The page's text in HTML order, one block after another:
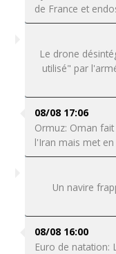
de France et
Le drone
utilisé" par
08/08 17:06
Ormuz: Oman
l'Iran mais met
Un navire
08/08 16:00
Euro de natation: